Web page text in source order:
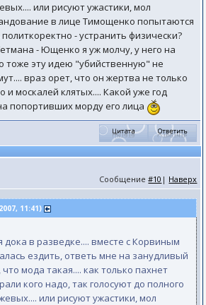
или рисуют ужастики, мол
в лице Тимощенко попытаются
- устранить физически?
- Ющенко я уж молчу, у него на
тоже эту идею "убийственную" не
враз орет, что он жертва не только
и москалей клятых.... Какой уже год
попортивших морду его лица
Сообщение#10 | Наверх
11:41)
в разведке.... вместе с Корвиным
ездить, ответь мне на занудливый
мода такая.... как только пахнет
кого надо, так голосуют до полного
или рисуют ужастики, мол